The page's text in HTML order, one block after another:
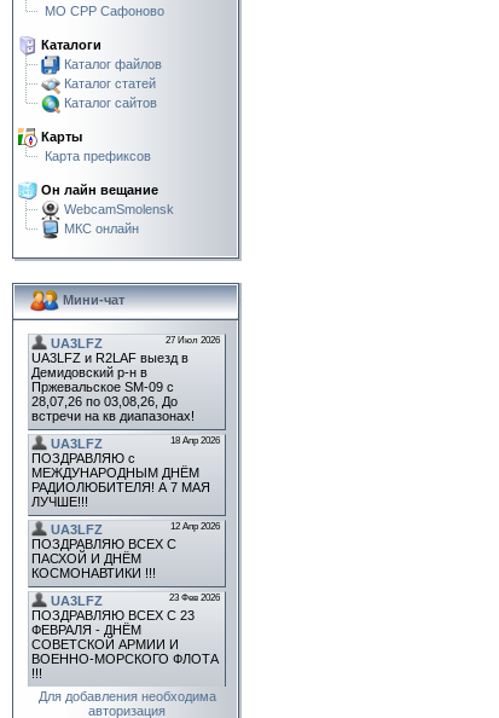
МО СРР Сафоново
Каталоги
Каталог файлов
Каталог статей
Каталог сайтов
Карты
Карта префиксов
Он лайн вещание
WebcamSmolensk
МКС онлайн
Мини-чат
Для добавления необходима
авторизация